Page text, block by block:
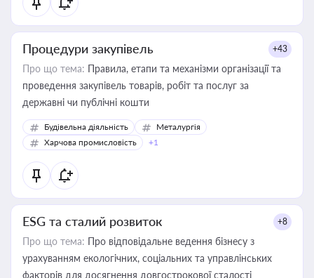
Процедури закупівель +43
Про що тема: Правила, етапи та механізми організації та
проведення закупівель товарів, робіт та послуг за
державні чи публічні кошти
Будівельна діяльність
Металургія
Харчова промисловість
+1
ESG та сталий розвиток +8
Про що тема: Про відповідальне ведення бізнесу з
урахуванням екологічних, соціальних та управлінських
факторів для досягнення довгострокової сталості